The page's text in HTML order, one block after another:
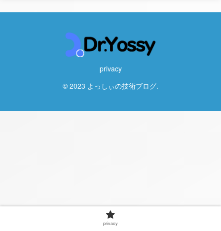
privacy
© 2023 よっしぃの技術ブログ.
privacy